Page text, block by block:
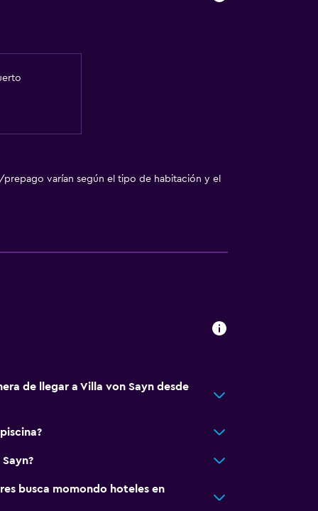
prepago varían según el tipo de habitación y el
de llegar a Villa von Sayn desde
busca momondo hoteles en